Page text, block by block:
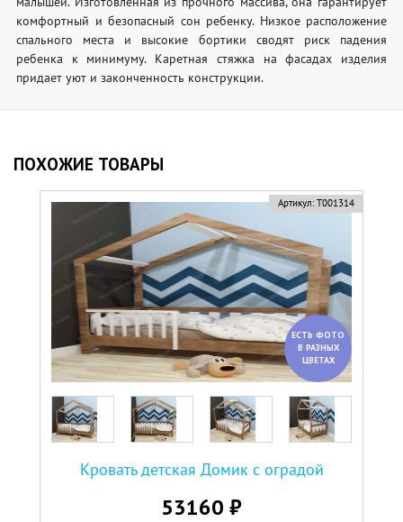
комфортный и безопасный сон ребенку. Низкое расположение
спального места и высокие бортики сводят риск падения
ребенка к минимуму. Каретная стяжка на фасадах изделия
придает уют и законченность конструкции.
ПОХОЖИЕ ТОВАРЫ
Артикул: Т001314
ЕСТЬ ФОТО
В РАЗНЫХ
ЦВЕТАХ
Кровать детская Домик с оградой
53160 ₽